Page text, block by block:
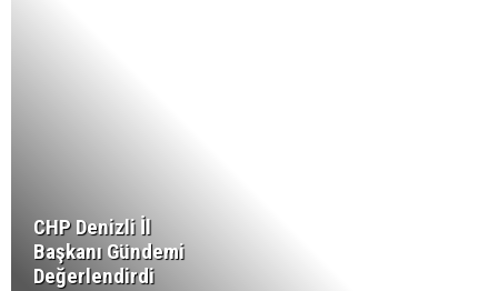
CHP Denizli İl
Başkanı Gündemi
Değerlendirdi